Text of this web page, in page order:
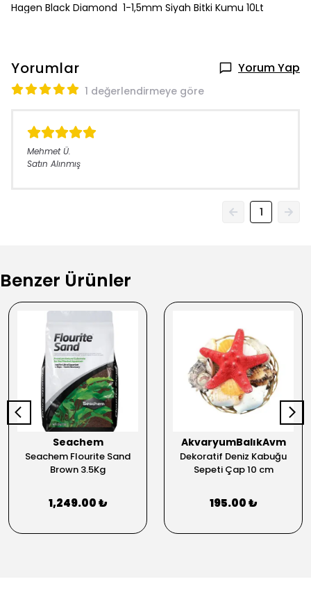
Hagen Black Diamond 1-1,5mm Siyah Bitki Kumu 10Lt
Yorumlar Yorum Yap
1 değerlendirmeye göre
Mehmet Ü.
Satın Alınmış
1
Benzer Ürünler
Seachem
Seachem Flourite Sand
Brown 3.5Kg
1,249.00 ₺
AkvaryumBalıkAvm
Dekoratif Deniz Kabuğu
Sepeti Çap 10 cm
195.00 ₺